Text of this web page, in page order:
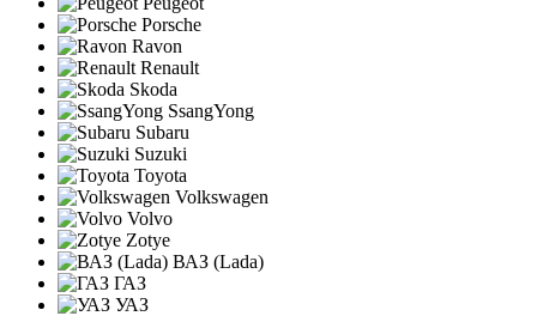
Porsche
Ravon
Renault
Skoda
SsangYong
Subaru
Suzuki
Toyota
Volkswagen
Volvo
Zotye
ВАЗ (Lada)
ГАЗ
УАЗ